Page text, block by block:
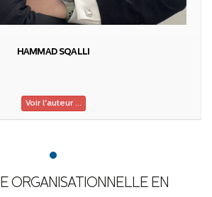
HAMMAD SQALLI
Voir l'auteur ...
ORGANISATIONNELLE EN